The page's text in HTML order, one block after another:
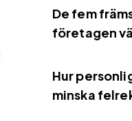
De fem
företagen
Hur
minska